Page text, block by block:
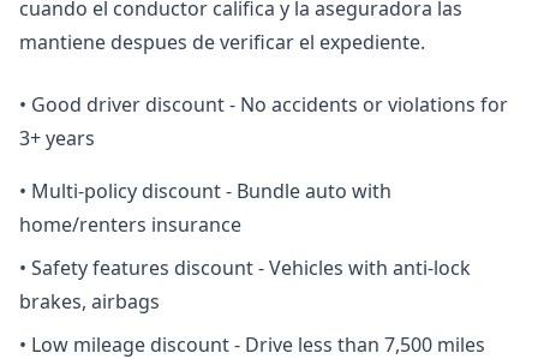
cuando el conductor califica y la aseguradora las
mantiene despues de verificar el expediente.
• Good driver discount - No accidents or violations for
3+ years
• Multi-policy discount - Bundle auto with
home/renters insurance
• Safety features discount - Vehicles with anti-lock
brakes, airbags
• Low mileage discount - Drive less than 7,500 miles